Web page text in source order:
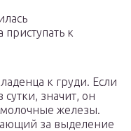
приступать к
к груди. Если
сутки, значит, он
молочные железы.
за выделение